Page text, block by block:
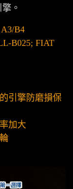
。
B4
B025; FIAT
引擎防磨損保
加大